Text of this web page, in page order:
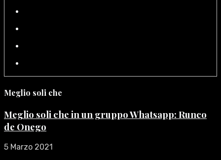
Meglio soli che
Meglio soli che in un gruppo Whatsapp: Runco
de Onego
5 Marzo 2021